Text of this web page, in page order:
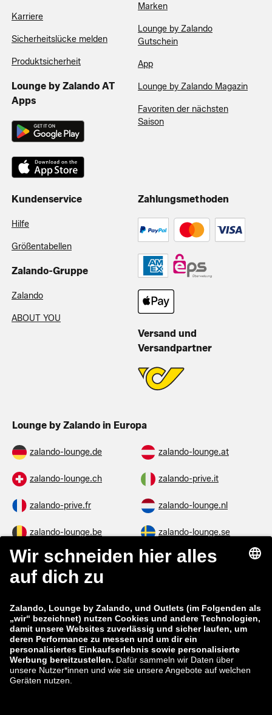
Karriere
Sicherheitslücke melden
Produktsicherheit
Lounge by Zalando AT
Apps
Marken
Lounge by Zalando
Gutschein
App
Lounge by Zalando Magazin
Favoriten der nächsten
Saison
Kundenservice
Hilfe
Größentabellen
Zalando-Gruppe
Zalando
ABOUT YOU
Zahlungsmethoden
Versand und
Versandpartner
Lounge by Zalando in Europa
zalando-lounge.de zalando-lounge.at
zalando-lounge.ch zalando-prive.it
zalando-prive.fr zalando-lounge.nl
zalando-lounge.be zalando-lounge.se
zalando-lounge.fi zalando-lounge.dk
zalando-lounge.co.uk
zalando-prive.es zalando-lounge.cz
zalando-lounge.lt zalando-lounge.sk
zalando-lounge.ro zalando-lounge.hr